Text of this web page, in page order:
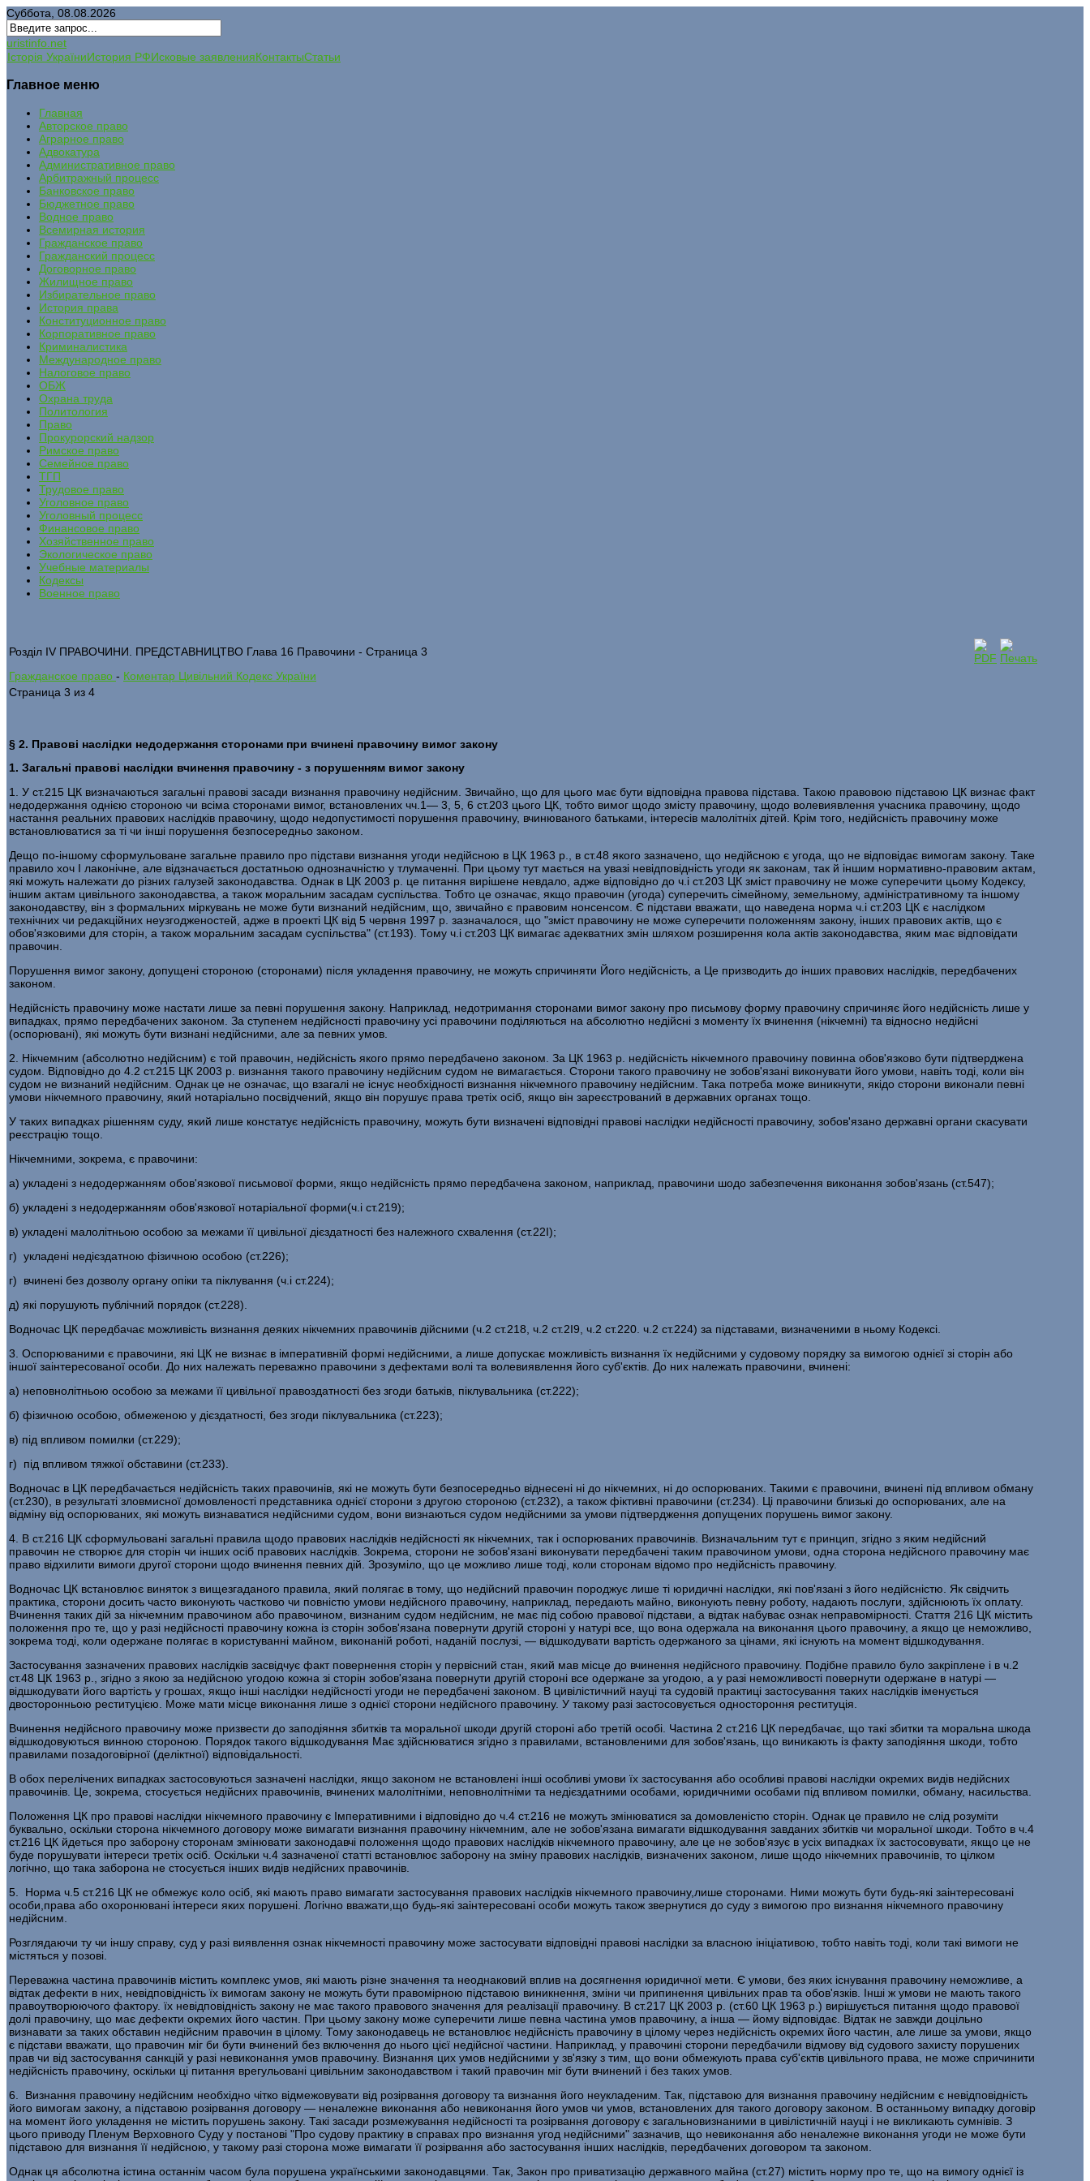
Суббота, 08.08.2026
uristinfo.net
Історія УкраїниИстория РФИсковые заявленияКонтактыСтатьи
Главное меню
Главная
Авторское право
Аграрное право
Адвокатура
Административное право
Арбитражный процесс
Банковское право
Бюджетное право
Водное право
Всемирная история
Гражданское право
Гражданский процесс
Договорное право
Жилищное право
Избирательное право
История права
Конституционное право
Корпоративное право
Криминалистика
Международное право
Налоговое право
ОБЖ
Охрана труда
Политология
Право
Прокурорский надзор
Римское право
Семейное право
ТГП
Трудовое право
Уголовное право
Уголовный процесс
Финансовое право
Хозяйственное право
Экологическое право
Учебные материалы
Кодексы
Военное право
Розділ IV ПРАВОЧИНИ. ПРЕДСТАВНИЦТВО Глава 16 Правочини - Страница 3
Гражданское право - Коментар Цивільний Кодекс України
Страница 3 из 4
§ 2. Правові наслідки недодержання сторонами при вчинені правочину вимог закону
1. Загальні правові наслідки вчинення правочину - з порушенням вимог закону
1. У ст.215 ЦК визначаються загальні правові засади визнання правочину недійсним. Звичайно, що для цього має бути відповідна правова підстава. Такою правовою підставою ЦК визнає факт
недодержання однією стороною чи всіма сторонами вимог, встановлених чч.1— 3, 5, 6 ст.203 цього ЦК, тобто вимог щодо змісту правочину, щодо волевиявлення учасника правочину, щодо
настання реальних правових наслідків правочину, щодо недопустимості порушення правочину, вчинюваного батьками, інтересів малолітніх дітей. Крім того, недійсність правочину може
встановлюватися за ті чи інші порушення безпосередньо законом.
Дещо по-іншому сформульоване загальне правило про підстави визнання угоди недійсною в ЦК 1963 р., в ст.48 якого зазначено, що недійсною є угода, що не відповідає вимогам закону. Таке
правило хоч І лаконічне, але відзначається достатньою однозначністю у тлумаченні. При цьому тут мається на увазі невідповідність угоди як законам, так й іншим нормативно-правовим актам,
які можуть належати до різних галузей законодавства. Однак в ЦК 2003 p. це питання вирішене невдало, адже відповідно до ч.і ст.203 ЦК зміст правочину не може суперечити цьому Кодексу,
іншим актам цивільного законодавства, а також моральним засадам суспільства. Тобто це означає, якщо правочин (угода) суперечить сімейному, земельному, адміністративному та іншому
законодавству, він з формальних міркувань не може бути визнаний недійсним, що, звичайно є правовим нонсенсом. Є підстави вважати, що наведена норма ч.і ст.203 ЦК є наслідком
технічних чи редакційних неузгодженостей, адже в проекті ЦК від 5 червня 1997 р. зазначалося, що "зміст правочину не може суперечити положенням закону, інших правових актів, що є
обов'язковими для сторін, а також моральним засадам суспільства" (ст.193). Тому ч.і ст.203 ЦК вимагає адекватних змін шляхом розширення кола актів законодавства, яким має відповідати
правочин.
Порушення вимог закону, допущені стороною (сторонами) після укладення правочину, не можуть спричиняти Його недійсність, а Це призводить до інших правових наслідків, передбачених
законом.
Недійсність правочину може настати лише за певні порушення закону. Наприклад, недотримання сторонами вимог закону про письмову форму правочину спричиняє його недійсність лише у
випадках, прямо передбачених законом. За ступенем недійсності правочину усі правочини поділяються на абсолютно недійсні з моменту їх вчинення (нікчемні) та відносно недійсні
(оспорювані), які можуть бути визнані недійсними, але за певних умов.
2. Нікчемним (абсолютно недійсним) є той правочин, недійсність якого прямо передбачено законом. За ЦК 1963 p. недійсність нікчемного правочину повинна обов'язково бути підтверджена
судом. Відповідно до 4.2 ст.215 ЦК 2003 p. визнання такого правочину недійсним судом не вимагається. Сторони такого правочину не зобов'язані виконувати його умови, навіть тоді, коли він
судом не визнаний недійсним. Однак це не означає, що взагалі не існує необхідності визнання нікчемного правочину недійсним. Така потреба може виникнути, якідо сторони виконали певні
умови нікчемного правочину, який нотаріально посвідчений, якщо він порушує права третіх осіб, якщо він зареєстрований в державних органах тощо.
У таких випадках рішенням суду, який лише констатує недійсність правочину, можуть бути визначені відповідні правові наслідки недійсності правочину, зобов'язано державні органи скасувати
реєстрацію тощо.
Нікчемними, зокрема, є правочини:
а) укладені з недодержанням обов'язкової письмової форми, якщо недійсність прямо передбачена законом, наприклад, правочини шодо забезпечення виконання зобов'язань (ст.547);
б) укладені з недодержанням обов'язкової нотаріальної форми(ч.і ст.219);
в) укладені малолітньою особою за межами її цивільної дієздатності без належного схвалення (ст.22І);
г) укладені недієздатною фізичною особою (ст.226);
г) вчинені без дозволу органу опіки та піклування (ч.і ст.224);
д) які порушують публічний порядок (ст.228).
Водночас ЦК передбачає можливість визнання деяких нікчемних правочинів дійсними (ч.2 ст.218, ч.2 ст.2І9, ч.2 ст.220. ч.2 ст.224) за підставами, визначеними в ньому Кодексі.
3. Оспорюваними є правочини, які ЦК не визнає в імперативній формі недійсними, а лише допускає можливість визнання їх недійсними у судовому порядку за вимогою однієї зі сторін або
іншої заінтересованої особи. До них належать переважно правочини з дефектами волі та волевиявлення його суб'єктів. До них належать правочини, вчинені:
а) неповнолітньою особою за межами її цивільної правоздатності без згоди батьків, піклувальника (ст.222);
б) фізичною особою, обмеженою у дієздатності, без згоди піклувальника (ст.223);
в) під впливом помилки (ст.229);
г) під впливом тяжкої обставини (ст.233).
Водночас в ЦК передбачається недійсність таких правочинів, які не можуть бути безпосередньо віднесені ні до нікчемних, ні до оспорюваних. Такими є правочини, вчинені під впливом обману
(ст.230), в результаті зловмисної домовленості представника однієї сторони з другою стороною (ст.232), а також фіктивні правочини (ст.234). Ці правочини близькі до оспорюваних, але на
відміну від оспорюваних, які можуть визнаватися недійсними судом, вони визнаються судом недійсними за умови підтвердження допущених порушень вимог закону.
4. В ст.216 ЦК сформульовані загальні правила щодо правових наслідків недійсності як нікчемних, так і оспорюваних правочинів. Визначальним тут є принцип, згідно з яким недійсний
правочин не створює для сторін чи інших осіб правових наслідків. Зокрема, сторони не зобов'язані виконувати передбачені таким правочином умови, одна сторона недійсного правочину має
право відхилити вимоги другої сторони щодо вчинення певних дій. Зрозуміло, що це можливо лише тоді, коли сторонам відомо про недійсність правочину.
Водночас ЦК встановлює виняток з вищезгаданого правила, який полягає в тому, що недійсний правочин породжує лише ті юридичні наслідки, які пов'язані з його недійсністю. Як свідчить
практика, сторони досить часто виконують частково чи повністю умови недійсного правочину, наприклад, передають майно, виконують певну роботу, надають послуги, здійснюють їх оплату.
Вчинення таких дій за нікчемним правочином або правочином, визнаним судом недійсним, не має під собою правової підстави, а відтак набуває ознак неправомірності. Стаття 216 ЦК містить
положення про те, що у разі недійсності правочину кожна із сторін зобов'язана повернути другій стороні у натурі все, що вона одержала на виконання цього правочину, а якщо це неможливо,
зокрема тоді, коли одержане полягає в користуванні майном, виконаній роботі, наданій послузі, — відшкодувати вартість одержаного за цінами, які існують на момент відшкодування.
Застосування зазначених правових наслідків засвідчує факт повернення сторін у первісний стан, який мав місце до вчинення недійсного правочину. Подібне правило було закріплене і в ч.2
ст.48 ЦК 1963 p., згідно з якою за недійсною угодою кожна зі сторін зобов'язана повернути другій стороні все одержане за угодою, а у разі неможливості повернути одержане в натурі —
відшкодувати його вартість у грошах, якщо інші наслідки недійсності угоди не передбачені законом. В цивілістичний науці та судовій практиці застосування таких наслідків іменується
двосторонньою реституцією. Може мати місце виконання лише з однієї сторони недійсного правочину. У такому разі застосовується одностороння реституція.
Вчинення недійсного правочину може призвести до заподіяння збитків та моральної шкоди другій стороні або третій особі. Частина 2 ст.216 ЦК передбачає, що такі збитки та моральна шкода
відшкодовуються винною стороною. Порядок такого відшкодування Має здійснюватися згідно з правилами, встановленими для зобов'язань, що виникають із факту заподіяння шкоди, тобто
правилами позадоговірної (деліктної) відповідальності.
В обох перелічених випадках застосовуються зазначені наслідки, якщо законом не встановлені інші особливі умови їх застосування або особливі правові наслідки окремих видів недійсних
правочинів. Це, зокрема, стосується недійсних правочинів, вчинених малолітніми, неповнолітніми та недієздатними особами, юридичними особами під впливом помилки, обману, насильства.
Положення ЦК про правові наслідки нікчемного правочину є Імперативними і відповідно до ч.4 ст.216 не можуть змінюватися за домовленістю сторін. Однак це правило не слід розуміти
буквально, оскільки сторона нікчемного договору може вимагати визнання правочину нікчемним, але не зобов'язана вимагати відшкодування завданих збитків чи моральної шкоди. Тобто в ч.4
ст.216 ЦК йдеться про заборону сторонам змінювати законодавчі положення щодо правових наслідків нікчемного правочину, але це не зобов'язує в усіх випадках їх застосовувати, якщо це не
буде порушувати інтереси третіх осіб. Оскільки ч.4 зазначеної статті встановлює заборону на зміну правових наслідків, визначених законом, лише щодо нікчемних правочинів, то цілком
логічно, що така заборона не стосується інших видів недійсних правочинів.
5. Норма ч.5 ст.216 ЦК не обмежує коло осіб, які мають право вимагати застосування правових наслідків нікчемного правочину,лише сторонами. Ними можуть бути будь-які заінтересовані
особи,права або охоронювані інтереси яких порушені. Логічно вважати,що будь-які заінтересовані особи можуть також звернутися до суду з вимогою про визнання нікчемного правочину
недійсним.
Розглядаючи ту чи іншу справу, суд у разі виявлення ознак нікчемності правочину може застосувати відповідні правові наслідки за власною ініціативою, тобто навіть тоді, коли такі вимоги не
містяться у позові.
Переважна частина правочинів містить комплекс умов, які мають різне значення та неоднаковий вплив на досягнення юридичної мети. Є умови, без яких існування правочину неможливе, а
відтак дефекти в них, невідповідність їх вимогам закону не можуть бути правомірною підставою виникнення, зміни чи припинення цивільних прав та обов'язків. Інші ж умови не мають такого
правоутворюючого фактору. їх невідповідність закону не має такого правового значення для реалізації правочину. В ст.217 ЦК 2003 p. (ст.60 ЦК 1963 p.) вирішується питання щодо правової
долі правочину, що має дефекти окремих його частин. При цьому закону може суперечити лише певна частина умов правочину, а інша — йому відповідає. Відтак не завжди доцільно
визнавати за таких обставин недійсним правочин в цілому. Тому законодавець не встановлює недійсність правочину в цілому через недійсність окремих його частин, але лише за умови, якщо
є підстави вважати, що правочин міг би бути вчинений без включення до нього цієї недійсної частини. Наприклад, у правочині сторони передбачили відмову від судового захисту порушених
прав чи від застосування санкцій у разі невиконання умов правочину. Визнання цих умов недійсними у зв'язку з тим, що вони обмежують права суб'єктів цивільного права, не може спричинити
недійсність правочину, оскільки ці питання врегульовані цивільним законодавством і такий правочин міг бути вчинений і без таких умов.
6. Визнання правочину недійсним необхідно чітко відмежовувати від розірвання договору та визнання його неукладеним. Так, підставою для визнання правочину недійсним є невідповідність
його вимогам закону, а підставою розірвання договору — неналежне виконання або невиконання його умов чи умов, встановлених для такого договору законом. В останньому випадку договір
на момент його укладення не містить порушень закону. Такі засади розмежування недійсності та розірвання договору є загальновизнаними в цивілістичній науці і не викликають сумнівів. З
цього приводу Пленум Верховного Суду у постанові "Про судову практику в справах про визнання угод недійсними" зазначив, що невиконання або неналежне виконання угоди не може бути
підставою для визнання її недійсною, у такому разі сторона може вимагати її розірвання або застосування інших наслідків, передбачених договором та законом.
Однак ця абсолютна істина останнім часом була порушена українськими законодавцями. Так, Закон про приватизацію державного майна (ст.27) містить норму про те, що на вимогу однієї із